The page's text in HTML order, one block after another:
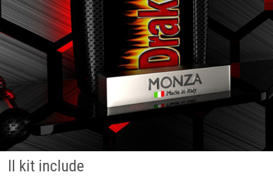
Il kit include